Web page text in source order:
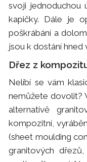
svoji jednoduchou
kapičky. Dále je
poškrábání a
jsou k dostání hned
Dřez z
Nelíbí se vám
nemůžete dovolit?
alternativě
kompozitní,
(sheet moulding
granitových